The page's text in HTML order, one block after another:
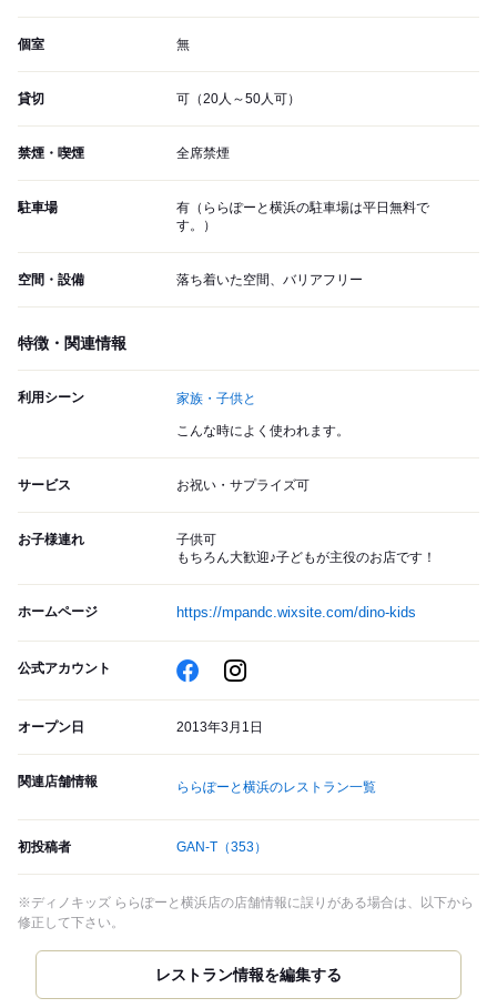
個室 無
貸切 可（20人～50人可）
禁煙・喫煙 全席禁煙
駐車場
有（ららぽーと横浜の駐車場は平日無料で
す。）
空間・設備 落ち着いた空間、バリアフリー
特徴・関連情報
利用シーン 家族・子供と
こんな時によく使われます。
サービス お祝い・サプライズ可
お子様連れ
子供可
もちろん大歓迎♪子どもが主役のお店です！
ホームページ https://mpandc.wixsite.com/dino-kids
公式アカウント
オープン日 2013年3月1日
関連店舗情報 ららぽーと横浜のレストラン一覧
初投稿者 GAN-T （353）
※ディノキッズ ららぽーと横浜店の店舗情報に誤りがある場合は、以下から
修正して下さい。
レストラン情報を編集する